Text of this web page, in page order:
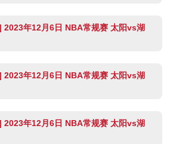
2023年12月6日 NBA常规赛 太阳vs湖
2023年12月6日 NBA常规赛 太阳vs湖
2023年12月6日 NBA常规赛 太阳vs湖